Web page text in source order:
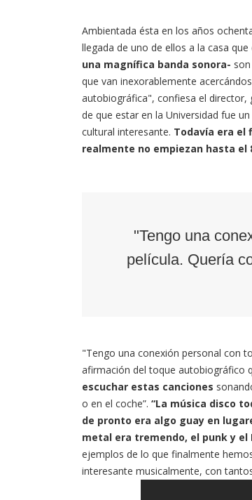
Ambientada ésta en los años
llegada de uno de ellos a la casa
una magnífica banda sonora-
que van inexorablemente
autobiográfica", confiesa el director,
de que estar en la Universidad fue
cultural interesante. Todavía era el
realmente no empiezan hasta el
"Tengo una
película. Quería
"Tengo una conexión personal con
afirmación del toque autobiográfico
escuchar estas canciones
o en el coche”. “La música disco
de pronto era algo guay en
metal era tremendo, el punk y
ejemplos de lo que finalmente
interesante musicalmente, con